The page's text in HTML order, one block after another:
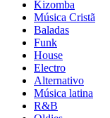
Kizomba
Música Cristã
Baladas
Funk
House
Electro
Alternativo
Música latina
R&B